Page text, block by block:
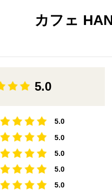
カフェ
5.0
5.0
5.0
5.0
5.0
5.0